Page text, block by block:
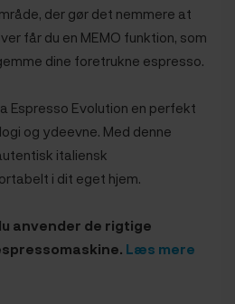
der gør det nemmere at
får du en MEMO funktion, som
dine foretrukne espresso.
Espresso Evolution en perfekt
og ydeevne. Med denne
italiensk
i dit eget hjem.
anvender de rigtige
Læs mere